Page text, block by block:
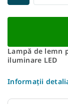
Lampă de lemn
iluminare LED
Informaţii